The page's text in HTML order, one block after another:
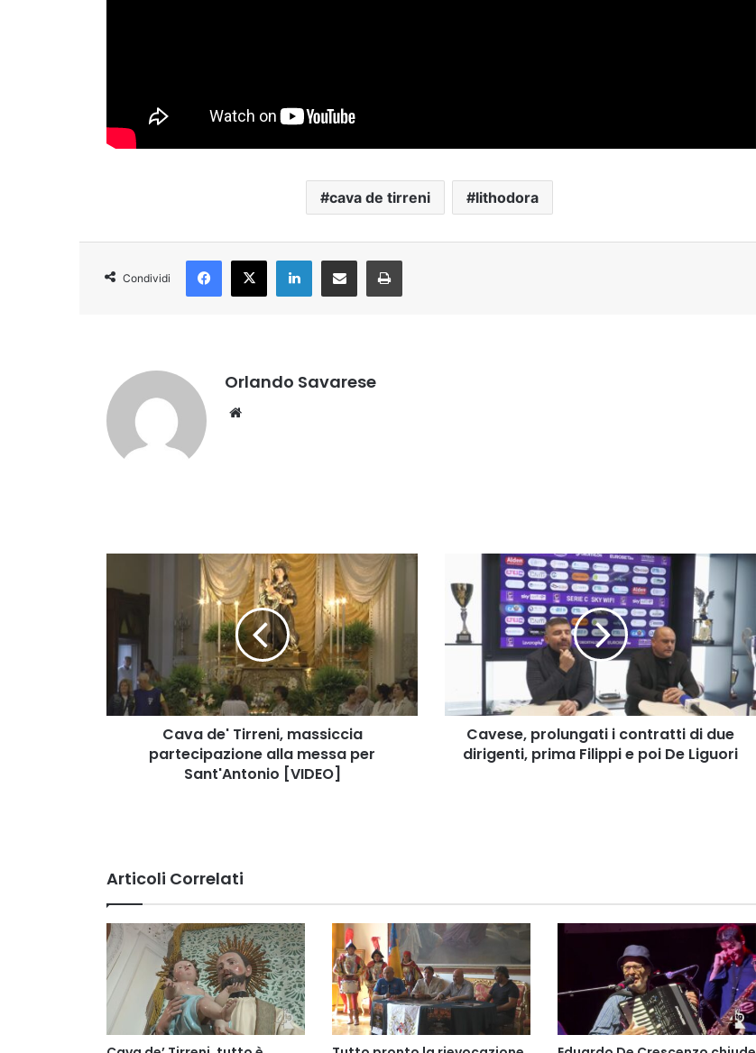
cava de tirreni lithodora
Condividi
Facebook
X LinkedIn
Condividi via EmailStampa
Orlando Savarese
Tirreni,
massiccia
partecipazione
alla
messa
per
Sant'Antonio
[VIDEO]Cava de' Tirreni, massiccia
partecipazione alla messa per
Sant'Antonio [VIDEO]
Cavese,
prolungati
contratti
di
prima
Filippi
poi
Cavese, prolungati i contratti di due
dirigenti, prima Filippi e poi De Liguori
Articoli Correlati